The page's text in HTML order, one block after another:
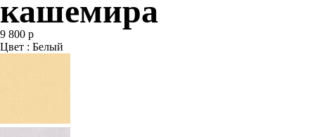
кашемира
9 800 р
Цвет : Белый